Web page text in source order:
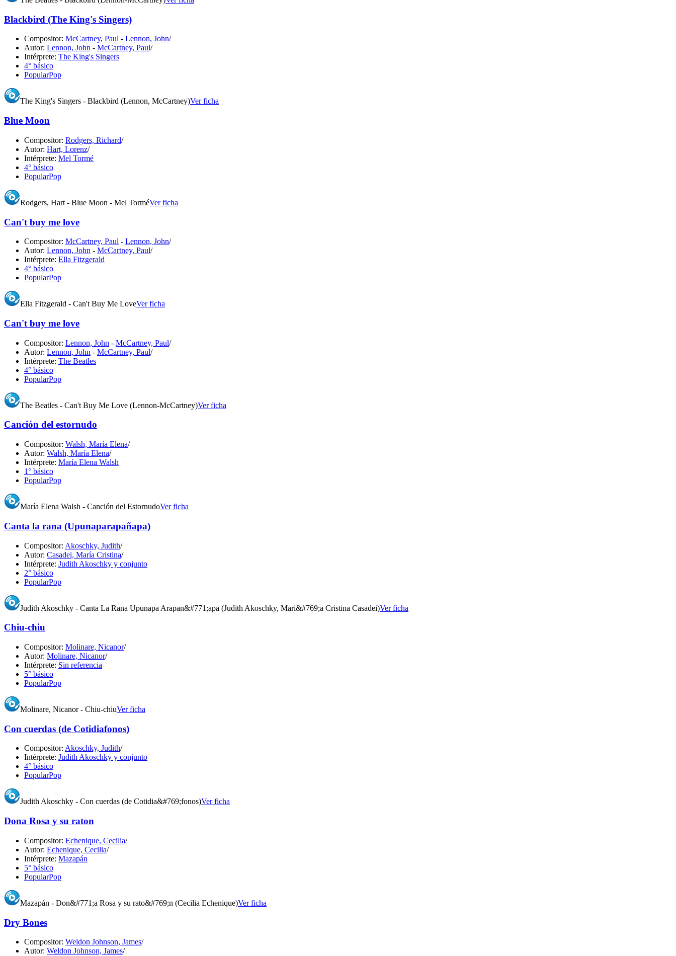
Blackbird (The King's Singers)
Compositor: McCartney, Paul - Lennon, John/
Autor: Lennon, John - McCartney, Paul/
Intérprete: The King's Singers
4° básico
PopularPop
The King's Singers - Blackbird (Lennon, McCartney)Ver ficha
Blue Moon
Compositor: Rodgers, Richard/
Autor: Hart, Lorenz/
Intérprete: Mel Tormé
4° básico
PopularPop
Rodgers, Hart - Blue Moon - Mel TorméVer ficha
Can't buy me love
Compositor: McCartney, Paul - Lennon, John/
Autor: Lennon, John - McCartney, Paul/
Intérprete: Ella Fitzgerald
4° básico
PopularPop
Ella Fitzgerald - Can't Buy Me LoveVer ficha
Can't buy me love
Compositor: Lennon, John - McCartney, Paul/
Autor: Lennon, John - McCartney, Paul/
Intérprete: The Beatles
4° básico
PopularPop
The Beatles - Can't Buy Me Love (Lennon-McCartney)Ver ficha
Canción del estornudo
Compositor: Walsh, María Elena/
Autor: Walsh, María Elena/
Intérprete: María Elena Walsh
1° básico
PopularPop
María Elena Walsh - Canción del EstornudoVer ficha
Canta la rana (Upunaparapañapa)
Compositor: Akoschky, Judith/
Autor: Casadei, María Cristina/
Intérprete: Judith Akoschky y conjunto
2° básico
PopularPop
Judith Akoschky - Canta La Rana Upunapa Arapan&#771;apa (Judith Akoschky, Mari&#769;a Cristina Casadei)Ver ficha
Chiu-chiu
Compositor: Molinare, Nicanor/
Autor: Molinare, Nicanor/
Intérprete: Sin referencia
5° básico
PopularPop
Molinare, Nicanor - Chiu-chiuVer ficha
Con cuerdas (de Cotidiafonos)
Compositor: Akoschky, Judith/
Intérprete: Judith Akoschky y conjunto
4° básico
PopularPop
Judith Akoschky - Con cuerdas (de Cotidia&#769;fonos)Ver ficha
Dona Rosa y su raton
Compositor: Echenique, Cecilia/
Autor: Echenique, Cecilia/
Intérprete: Mazapán
5° básico
PopularPop
Mazapán - Don&#771;a Rosa y su rato&#769;n (Cecilia Echenique)Ver ficha
Dry Bones
Compositor: Weldon Johnson, James/
Autor: Weldon Johnson, James/